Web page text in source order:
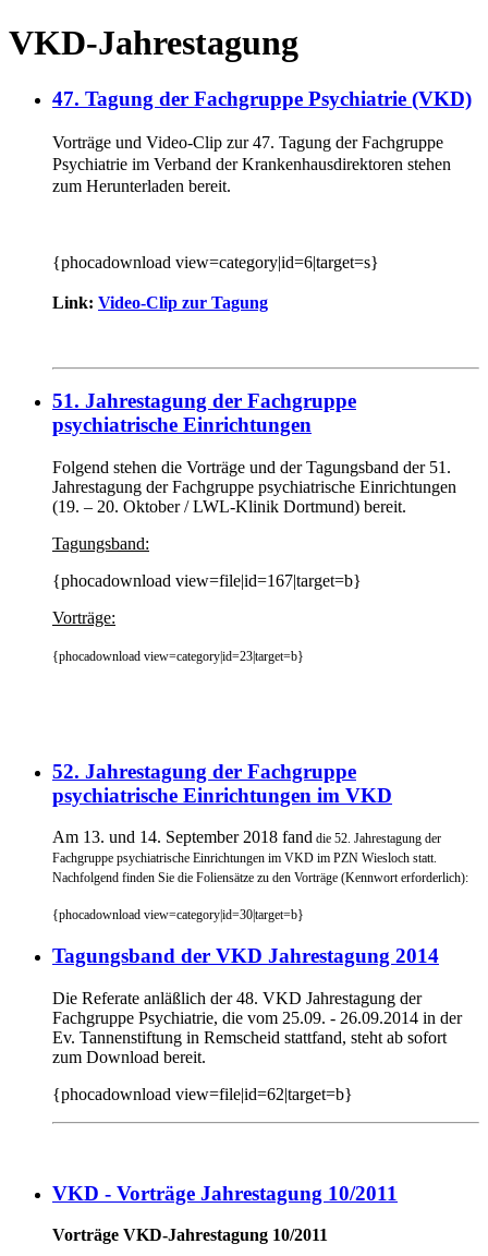
VKD-Jahrestagung
47. Tagung der Fachgruppe Psychiatrie (VKD)
Vorträge und Video-Clip zur 47. Tagung der Fachgruppe
Psychiatrie im Verband der Krankenhausdirektoren stehen
zum Herunterladen bereit.
{phocadownload view=category|id=6|target=s}
Link: Video-Clip zur Tagung
51. Jahrestagung der Fachgruppe
psychiatrische Einrichtungen
Folgend stehen die Vorträge und der Tagungsband der 51.
Jahrestagung der Fachgruppe psychiatrische Einrichtungen
(19. – 20. Oktober/ LWL-Klinik Dortmund) bereit.
Tagungsband:
{phocadownload view=file|id=167|target=b}
Vorträge:
{phocadownload view=category|id=23|target=b}
52. Jahrestagung der Fachgruppe
psychiatrische Einrichtungen im VKD
Am 13. und 14. September 2018 fand die 52. Jahrestagung der
Fachgruppe psychiatrische Einrichtungen im VKD im PZN Wiesloch statt.
Nachfolgend finden Sie die Foliensätze zu den Vorträge (Kennwort erforderlich):
{phocadownload view=category|id=30|target=b}
Tagungsband der VKD Jahrestagung 2014
Die Referate anläßlich der 48. VKD Jahrestagung der
Fachgruppe Psychiatrie, die vom 25.09. - 26.09.2014 in der
Ev. Tannenstiftung in Remscheid stattfand, steht ab sofort
zum Download bereit.
{phocadownload view=file|id=62|target=b}
VKD - Vorträge Jahrestagung 10/2011
Vorträge VKD-Jahrestagung 10/2011